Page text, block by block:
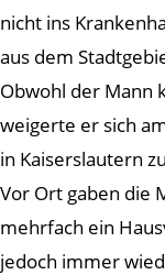
nicht ins
aus dem
Obwohl der Mann
weigerte er sich
in Kaiserslautern
Vor Ort gaben die
mehrfach ein
jedoch immer